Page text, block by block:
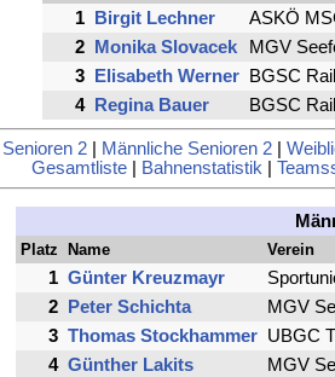
1 Birgit Lechner
ASKÖ
2
Monika Slovacek
MGV
3
Elisabeth Werner
BGSC
4
Regina Bauer BGSC
2| Männliche Senioren 2|
Gesamtliste| Bahnenstatistik|
Platz Name Verein
1 Günter Kreuzmayr
2
Peter Schichta
MGV
3 Thomas Stockhammer UBGC
4 Günther Lakits
MGV